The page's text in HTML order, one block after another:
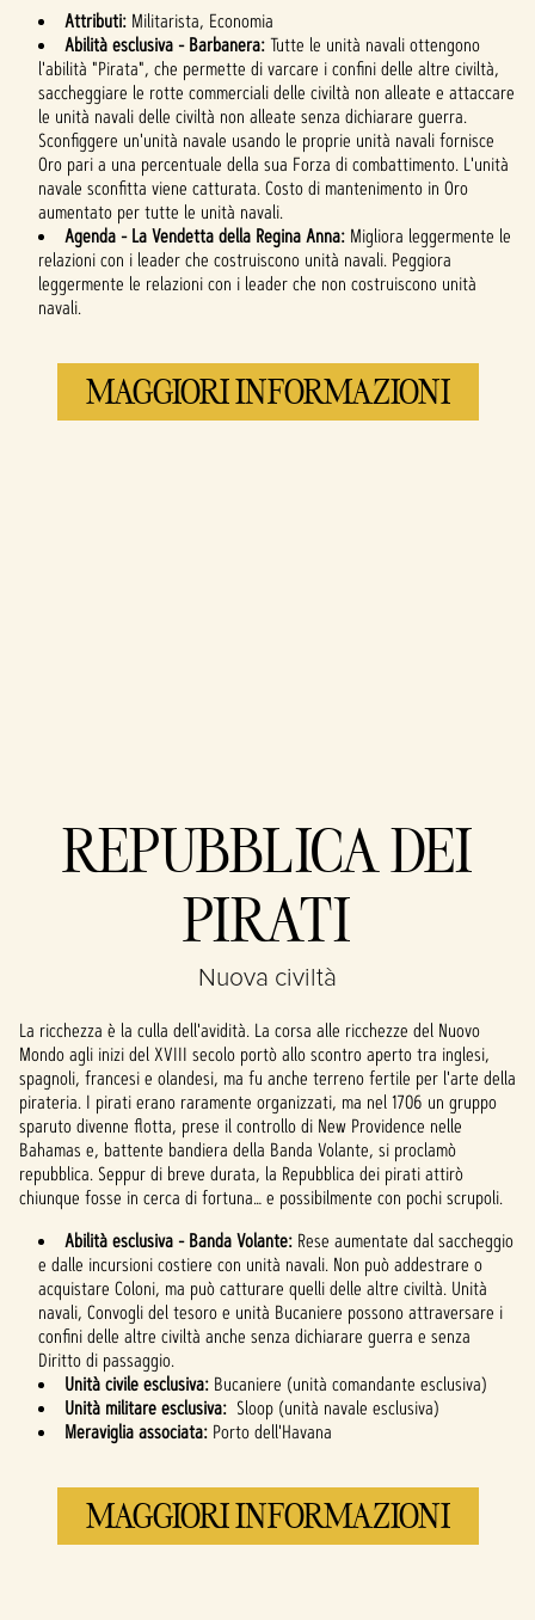
Attributi: Militarista, Economia
Abilità esclusiva - Barbanera:Tutte le unità navali ottengono
l'abilità "Pirata", che permette di varcare i confini delle altre civiltà,
saccheggiare le rotte commerciali delle civiltà non alleate e attaccare
le unità navali delle civiltà non alleate senza dichiarare guerra.
Sconfiggere un'unità navale usando le proprie unità navali fornisce
Oro pari a una percentuale della sua Forza di combattimento. L'unità
navale sconfitta viene catturata. Costo di mantenimento in Oro
aumentato per tutte le unità navali.
Agenda - La Vendetta della Regina Anna: Migliora leggermente le
relazioni con i leader che costruiscono unità navali. Peggiora
leggermente le relazioni con i leader che non costruiscono unità
navali.
MAGGIORI INFORMAZIONI
Accept
& Play
YouTube
trasferimento
dei dati ai
server di
Google.
REPUBBLICA DEI
PIRATI
Nuova civiltà
La ricchezza è la culla dell'avidità. La corsa alle ricchezze del Nuovo
Mondo agli inizi del XVIII secolo portò allo scontro aperto tra inglesi,
spagnoli, francesi e olandesi, ma fu anche terreno fertile per l'arte della
pirateria. I pirati erano raramente organizzati, ma nel 1706 un gruppo
sparuto divenne flotta, prese il controllo di New Providence nelle
Bahamas e, battente bandiera della Banda Volante, si proclamò
repubblica. Seppur di breve durata, la Repubblica dei pirati attirò
chiunque fosse in cerca di fortuna… e possibilmente con pochi scrupoli.
Abilità esclusiva - Banda Volante: Rese aumentate dal saccheggio
e dalle incursioni costiere con unità navali. Non può addestrare o
acquistare Coloni, ma può catturare quelli delle altre civiltà. Unità
navali, Convogli del tesoro e unità Bucaniere possono attraversare i
confini delle altre civiltà anche senza dichiarare guerra e senza
Diritto di passaggio.
Unità civile esclusiva: Bucaniere (unità comandante esclusiva)
Unità militare esclusiva: Sloop (unità navale esclusiva)
Meraviglia associata: Porto dell'Havana
MAGGIORI INFORMAZIONI